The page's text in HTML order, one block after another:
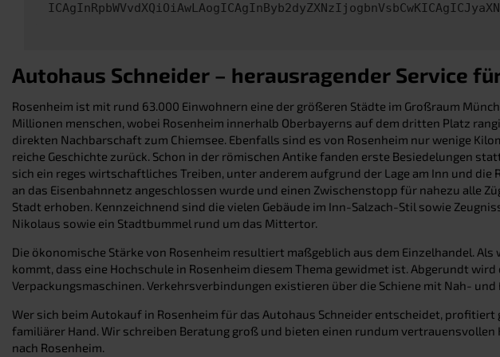
Autohaus Schneider – herausragender Service
Rosenheim ist mit rund 63.000 Einwohnern eine der größeren Städte im Großraum
Millionen menschen, wobei Rosenheim innerhalb Oberbayerns auf dem dritten Platz
direkten Nachbarschaft zum Chiemsee. Ebenfalls sind es von Rosenheim nur wenige
reiche Geschichte zurück. Schon in der römischen Antike fanden erste Besiedelungen
sich ein reges wirtschaftliches Treiben, unter anderem aufgrund der Lage am Inn und
an das Eisenbahnnetz angeschlossen wurde und einen Zwischenstopp für nahezu alle
Stadt erhoben. Kennzeichnend sind die vielen Gebäude im Inn-Salzach-Stil sowie
Nikolaus sowie ein Stadtbummel rund um das Mittertor.
Die ökonomische Stärke von Rosenheim resultiert maßgeblich aus dem Einzelhandel.
kommt, dass eine Hochschule in Rosenheim diesem Thema gewidmet ist. Abgerundt
Verpackungsmaschinen. Verkehrsverbindungen existieren über die Schiene mit Nah-
Wer sich beim Autokauf in Rosenheim für das Autohaus Schneider entscheidet,
familiärer Hand. Wir schreiben Beratung groß und bieten einen rundum
nach Rosenheim.